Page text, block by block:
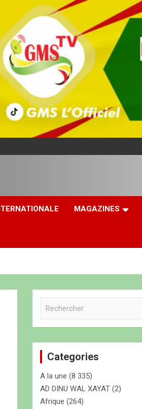
MAGAZINES
e
c
h
e
r
Categories
A la une (8 335)
AD DINU WAL XAYAT (2)
Afrique (264)